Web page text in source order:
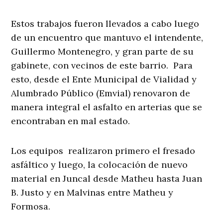
Estos trabajos fueron llevados a cabo luego
de un encuentro que mantuvo el intendente,
Guillermo Montenegro, y gran parte de su
gabinete, con vecinos de este barrio. Para
esto, desde el Ente Municipal de Vialidad y
Alumbrado Público (Emvial) renovaron de
manera integral el asfalto en arterias que se
encontraban en mal estado.
Los equipos realizaron primero el fresado
asfáltico y luego, la colocación de nuevo
material en Juncal desde Matheu hasta Juan
B. Justo y en Malvinas entre Matheu y
Formosa.